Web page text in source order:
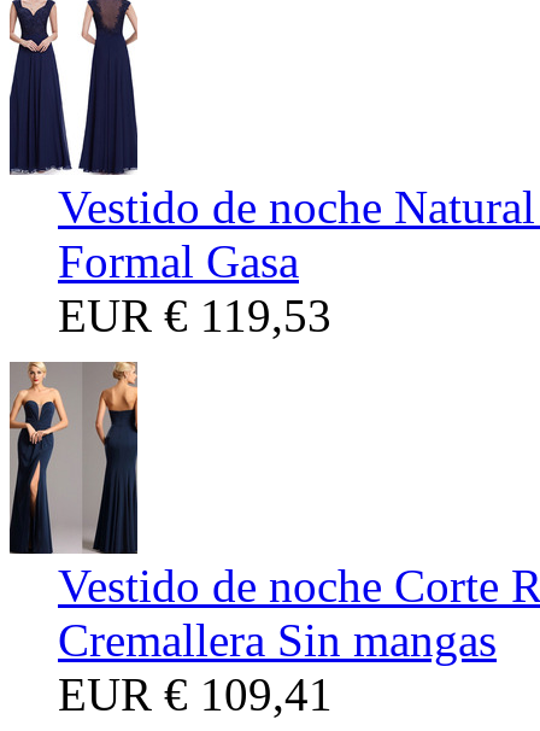
Vestido de noche
Formal Gasa
EUR € 119,53
Vestido de noche Corte
Cremallera Sin mangas
EUR € 109,41